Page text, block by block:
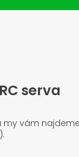
RC serva
my vám